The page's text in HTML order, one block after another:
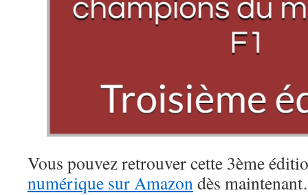
Vous pouvez retrouver cette 3ème
numérique sur Amazon dès